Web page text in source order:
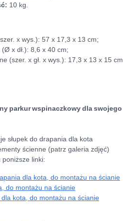
10 kg.
szer. x wys.): 57 x 17,3 x 13 cm;
(Ø x dł.): 8,6 x 40 cm;
(szer. x gł. x wys.): 17,3 x 13 x 15 cm
parkur wspinaczkowy dla swojego
słupek do drapania dla kota
ścienne (patrz galeria zdjęć)
linki:
dla kota, do montażu na ścianie
do montażu na ścianie
kota, do montażu na ścianie